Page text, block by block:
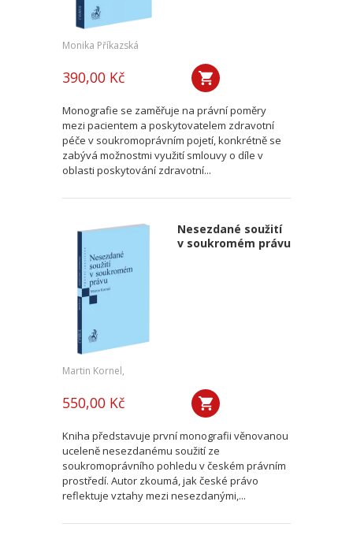
Monika Příkazská
390,00 Kč
Monografie se zaměřuje na právní poměry
mezi pacientem a poskytovatelem zdravotní
péče v soukromoprávním pojetí, konkrétně se
zabývá možnostmi využití smlouvy o díle v
oblasti poskytování zdravotní...
Nesezdané soužití
v soukromém právu
Martin Kornel,
550,00 Kč
Kniha představuje první monografii věnovanou
uceleně nesezdanému soužití ze
soukromoprávního pohledu v českém právním
prostředí. Autor zkoumá, jak české právo
reflektuje vztahy mezi nesezdanými,...